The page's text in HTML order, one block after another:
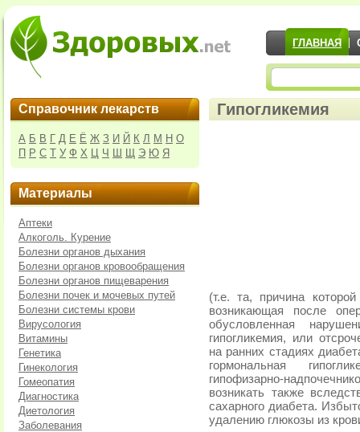
ГЛАВНАЯ
Справочник лекарств
А Б В Г Д Е Ё Ж З И Й К Л М Н О
П Р С Т У Ф Х Ц Ч Ш Щ Э Ю Я
Материалы
Аптеки
Алкоголь. Курение
Болезни органов дыхания
Болезни органов кровообращения
Болезни органов пищеварения
Болезни почек и мочевых путей
Болезни системы крови
Вирусология
Витамины
Генетика
Гинекология
Гомеопатия
Диагностика
Диетология
Заболевания
Гипогликемия
(т.е. та, причина
возникающая после
обусловленная
гипогликемия, или
на ранних стадиях
гормональная
гипофизарно-
возникать также
сахарного диабета.
удалению глюкозы из